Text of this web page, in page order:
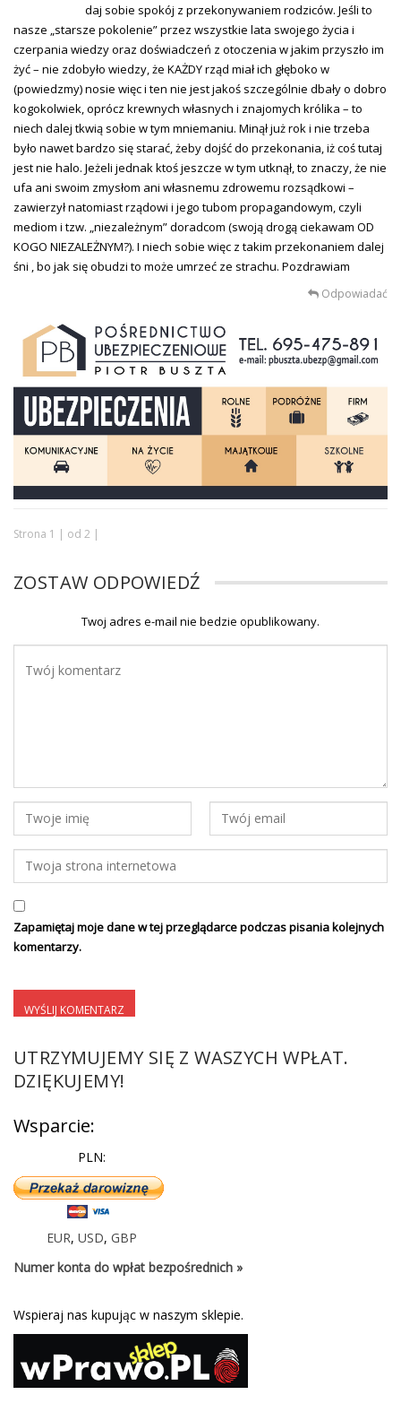
daj sobie spokój z przekonywaniem rodziców. Jeśli to
nasze „starsze pokolenie” przez wszystkie lata swojego życia i
czerpania wiedzy oraz doświadczeń z otoczenia w jakim przyszło im
żyć – nie zdobyło wiedzy, że KAŻDY rząd miał ich głęboko w
(powiedzmy) nosie więc i ten nie jest jakoś szczególnie dbały o dobro
kogokolwiek, oprócz krewnych własnych i znajomych królika – to
niech dalej tkwią sobie w tym mniemaniu. Minął już rok i nie trzeba
było nawet bardzo się starać, żeby dojść do przekonania, iż coś tutaj
jest nie halo. Jeżeli jednak ktoś jeszcze w tym utknął, to znaczy, że nie
ufa ani swoim zmysłom ani własnemu zdrowemu rozsądkowi –
zawierzył natomiast rządowi i jego tubom propagandowym, czyli
mediom i tzw. „niezależnym” doradcom (swoją drogą ciekawam OD
KOGO NIEZALEŻNYM?). I niech sobie więc z takim przekonaniem dalej
śni , bo jak się obudzi to może umrzeć ze strachu. Pozdrawiam
Odpowiadać
Strona 1 | od 2 |
ZOSTAW ODPOWIEDŹ
Twoj adres e-mail nie bedzie opublikowany.
Zapamiętaj moje dane w tej przeglądarce podczas pisania kolejnych
komentarzy.
UTRZYMUJEMY SIĘ Z WASZYCH WPŁAT.
DZIĘKUJEMY!
Wsparcie:
PLN:
EUR, USD, GBP
Numer konta do wpłat bezpośrednich »
Wspieraj nas kupując w naszym sklepie.